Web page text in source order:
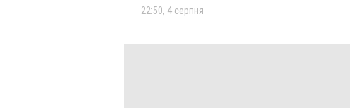
22:50, 4 серпня